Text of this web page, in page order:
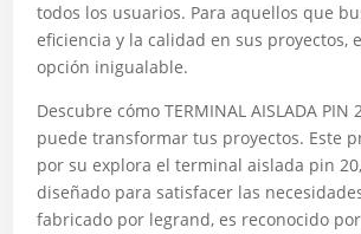
todos los usuarios. Para aquellos que
eficiencia y la calidad en sus proyectos,
opción inigualable.
Descubre cómo TERMINAL AISLADA PIN
puede transformar tus proyectos. Este
por su explora el terminal aislada pin
diseñado para satisfacer las
fabricado por legrand, es reconocido